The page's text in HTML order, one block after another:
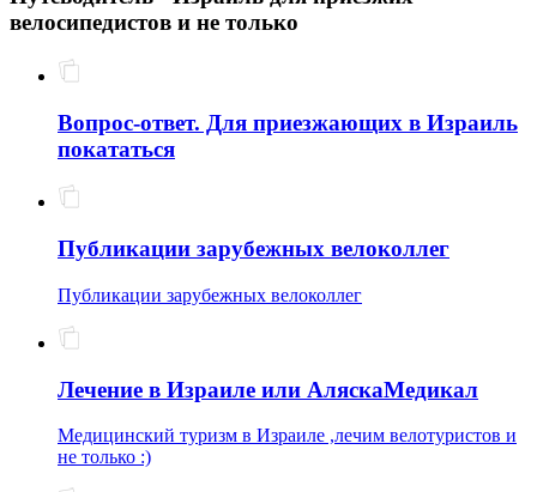
велосипедистов и не только
Вопрос-ответ. Для приезжающих в Израиль
покататься
Публикации зарубежных велоколлег
Публикации зарубежных велоколлег
Лечение в Израиле или АляскаМедикал
Медицинский туризм в Израиле ,лечим велотуристов и
не только :)